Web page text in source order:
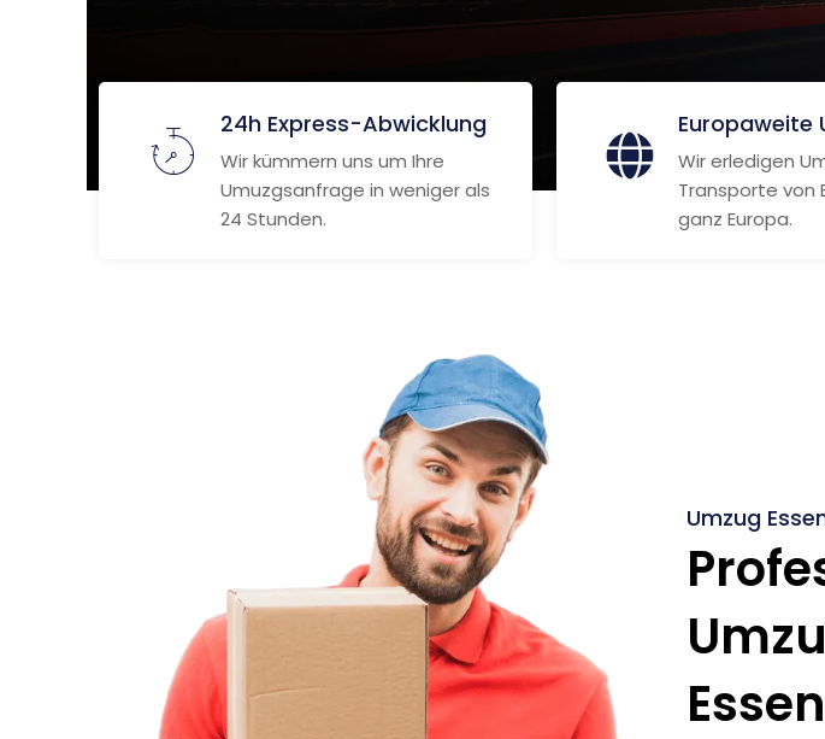
24h Express-Abwicklung
Wir kümmern uns um Ihre
Umuzgsanfrage in weniger als
24 Stunden.
Europaweite
Wir erledigen
Transporte von
ganz Europa.
Umzug
Essen